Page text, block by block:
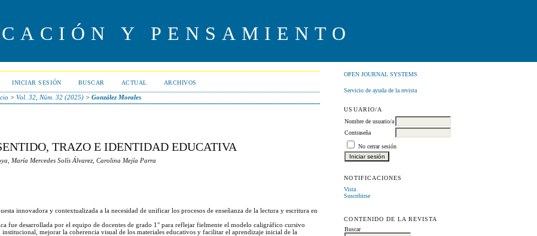
Y PENSAMIENTO
OPEN JOURNAL SYSTEMS
Servicio de ayuda de la revista
USUARIO/A
Nombre de usuario/a
Contraseña
No cerrar sesión
NOTIFICACIONES
Vista
Suscribirse
CONTENIDO DE LA REVISTA
Buscar
INICIAR SESIÓN BUSCAR ACTUAL ARCHIVOS
>Vol. 32, Núm. 32 (2025) >González Morales
TRAZO E IDENTIDAD EDUCATIVA
María Mercedes Solís Álvarez, Carolina Mejía Parra
innovadora y contextualizada a la necesidad de unificar los procesos de enseñanza de la lectura y escritura en
fue desarrollada por el equipo de docentes de grado 1° para reflejar fielmente el modelo caligráfico cursivo
mejorar la coherencia visual de los materiales educativos y facilitar el aprendizaje inicial de la